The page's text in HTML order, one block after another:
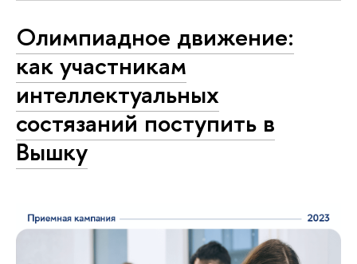
Олимпиадное движение:
как участникам
интеллектуальных
состязаний поступить в
Вышку